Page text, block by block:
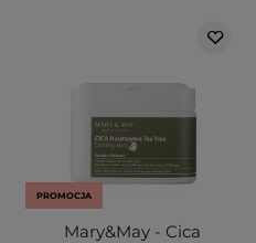
PROMOCJA
Mary&May - Cica